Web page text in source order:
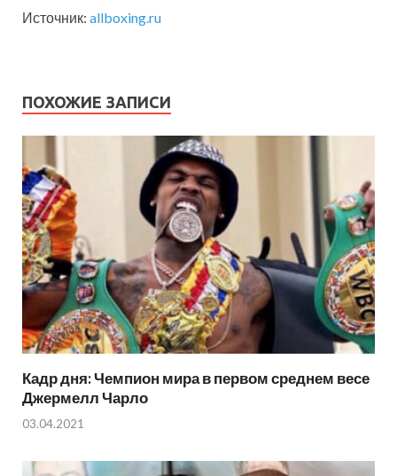
Источник: allboxing.ru
ПОХОЖИЕ ЗАПИСИ
Кадр дня: Чемпион мира в первом среднем весе
Джермелл Чарло
03.04.2021